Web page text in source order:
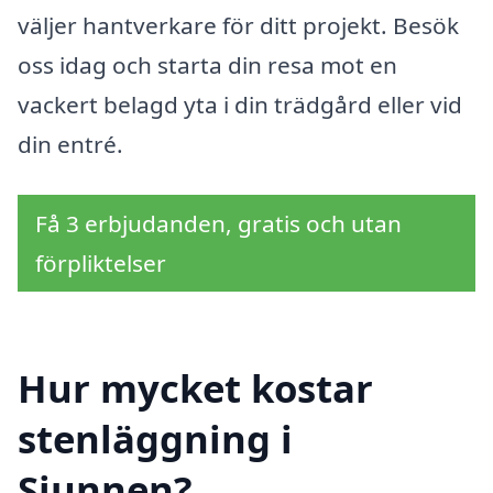
väljer hantverkare för ditt projekt. Besök
oss idag och starta din resa mot en
vackert belagd yta i din trädgård eller vid
din entré.
Få 3 erbjudanden, gratis och utan
förpliktelser
Hur mycket kostar
stenläggning i